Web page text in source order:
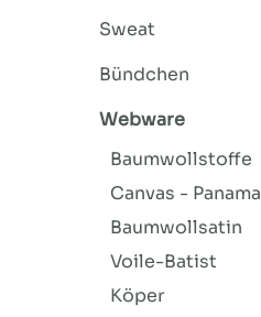
Sweat
Bündchen
Webware
Baumwollstoffe
Canvas - Panama
Baumwollsatin
Voile-Batist
Köper